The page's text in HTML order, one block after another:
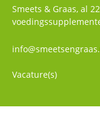
Smeets & Graas, al
Vacature(s)